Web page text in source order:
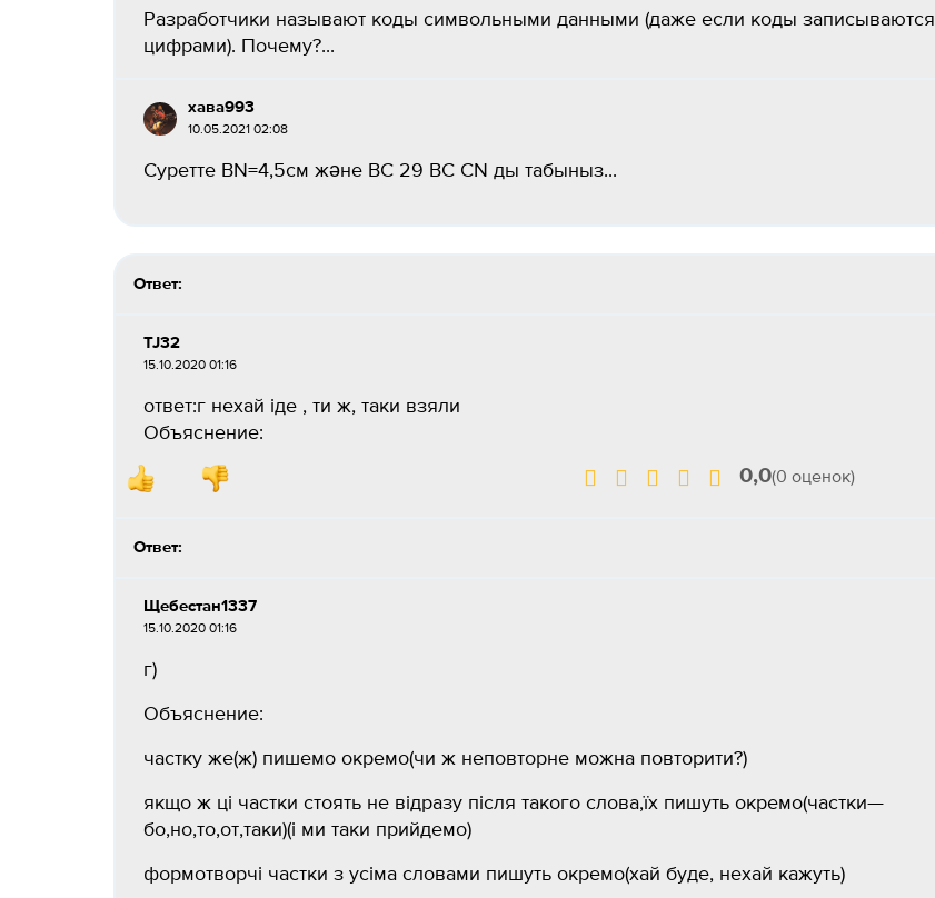
Разработчики называют коды символьными данными (даже если коды записываются
цифрами). Почему?...
хава993
10.05.2021 02:08
Суретте BN=4,5см және BC 29 BC CN ды табыныз​...
Ответ:
TJ32
15.10.2020 01:16
ответ:г нехай іде , ти ж, таки взяли
Объяснение:
0,0(0 оценок)
Ответ:
Щебестан1337
15.10.2020 01:16
г)
Объяснение:
частку же(ж) пишемо окремо(чи ж неповторне можна повторити?)
якщо ж ці частки стоять не відразу після такого слова,їх пишуть окремо(частки—
бо,но,то,от,таки)(і ми таки прийдемо)
формотворчі частки з усіма словами пишуть окремо(хай буде, нехай кажуть)